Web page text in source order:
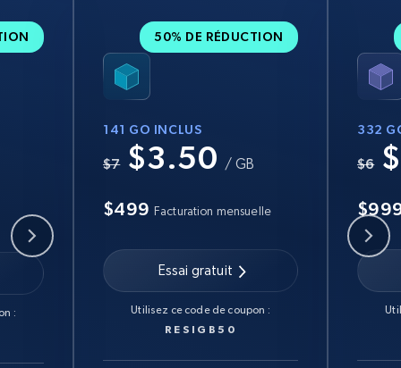
:
50% DE RÉDUCTION
141 GO INCLUS
$7 $3.50 / GB
$499 Facturation mensuelle
Essai gratuit
Utilisez ce code de coupon :
RESIGB50
332
$6